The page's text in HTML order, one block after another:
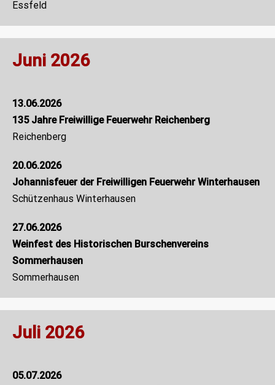
Essfeld
Juni 2026
13.06.2026
135 Jahre Freiwillige Feuerwehr Reichenberg
Reichenberg
20.06.2026
Johannisfeuer der Freiwilligen Feuerwehr Winterhausen
Schützenhaus Winterhausen
27.06.2026
Weinfest des Historischen Burschenvereins
Sommerhausen
Sommerhausen
Juli 2026
05.07.2026